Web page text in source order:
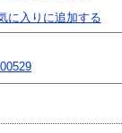
に入りに追加する